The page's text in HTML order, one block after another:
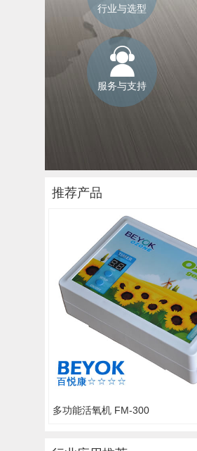
行业与选型
服务与支持
推荐产品
多功能活氧机 FM-300